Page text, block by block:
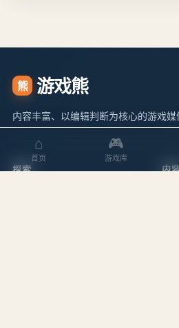
熊 游戏熊
内容丰富、以编辑判断为核心的游戏媒
探索 内
⌂
首页
🎮
游戏库